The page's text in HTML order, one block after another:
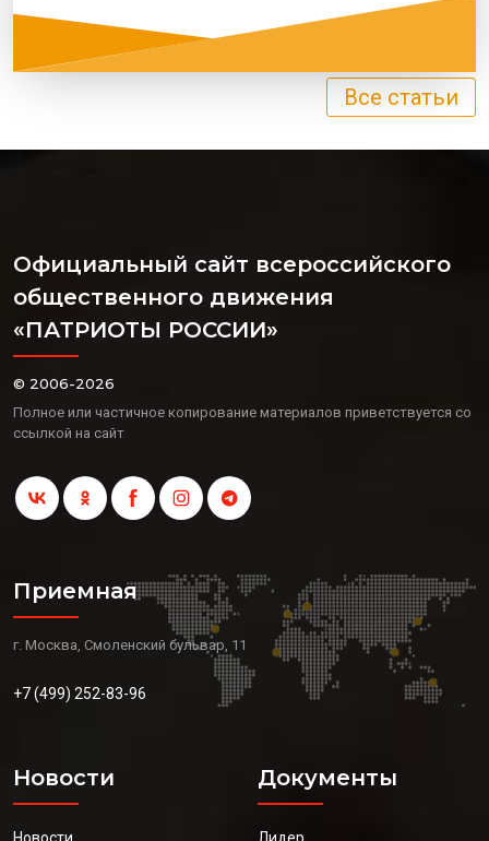
Все статьи
Официальный сайт всероссийского
общественного движения
«ПАТРИОТЫ РОССИИ»
© 2006-2026
Полное или частичное копирование материалов приветствуется со
ссылкой на сайт
Приемная
г. Москва, Смоленский бульвар, 11
+7 (499) 252-83-96
Новости Документы